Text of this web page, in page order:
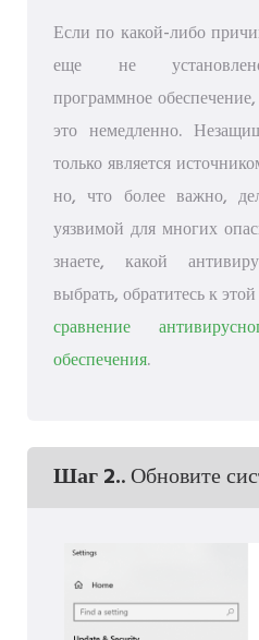
Если по какой-либо
еще не
программное
это немедленно.
только является
но, что более важно,
уязвимой для многих
знаете, какой
выбрать, обратитесь к
сравнение
обеспечения.
Шаг 2.. Обновите